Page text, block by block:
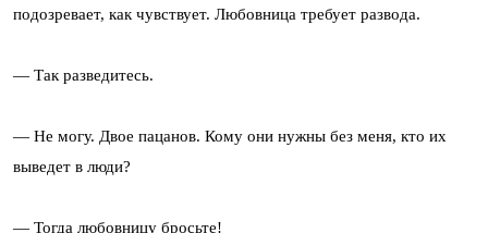
подозревает, как чувствует. Любовница требует развода.
— Так разведитесь.
— Не могу. Двое пацанов. Кому они нужны без меня, кто их
выведет в люди?
— Тогда любовницу бросьте!